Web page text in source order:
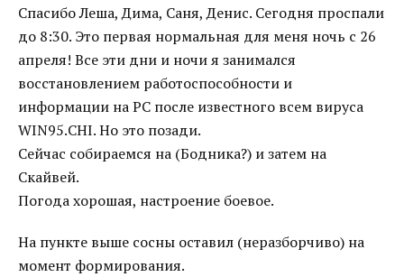
Спасибо Леша, Дима, Саня, Денис. Сегодня проспали
до 8:30. Это первая нормальная для меня ночь с 26
апреля! Все эти дни и ночи я занимался
восстановлением работоспособности и
информации на РС после известного всем вируса
WIN95.CHI. Но это позади.
Сейчас собираемся на (Бодника?) и затем на
Скайвей.
Погода хорошая, настроение боевое.
На пункте выше сосны оставил (неразборчиво) на
момент формирования.